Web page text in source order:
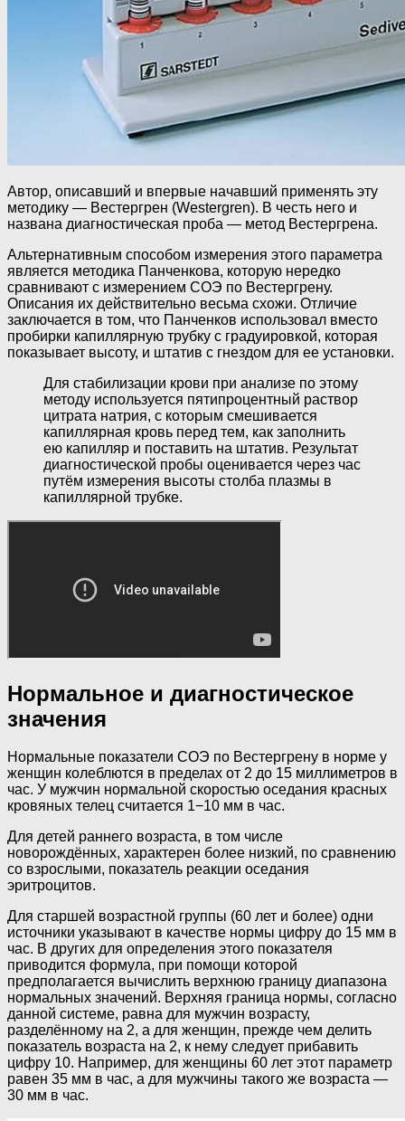
Автор, описавший и впервые начавший применять эту
методику — Вестергрен (Westergren). В честь него и
названа диагностическая проба — метод Вестергрена.
Альтернативным способом измерения этого параметра
является методика Панченкова, которую нередко
сравнивают с измерением СОЭ по Вестергрену.
Описания их действительно весьма схожи. Отличие
заключается в том, что Панченков использовал вместо
пробирки капиллярную трубку с градуировкой, которая
показывает высоту, и штатив с гнездом для ее установки.
Для стабилизации крови при анализе по этому
методу используется пятипроцентный раствор
цитрата натрия, с которым смешивается
капиллярная кровь перед тем, как заполнить
ею капилляр и поставить на штатив. Результат
диагностической пробы оценивается через час
путём измерения высоты столба плазмы в
капиллярной трубке.
Нормальное и диагностическое
значения
Нормальные показатели СОЭ по Вестергрену в норме у
женщин колеблются в пределах от 2 до 15 миллиметров в
час. У мужчин нормальной скоростью оседания красных
кровяных телец считается 1−10 мм в час.
Для детей раннего возраста, в том числе
новорождённых, характерен более низкий, по сравнению
со взрослыми, показатель реакции оседания
эритроцитов.
Для старшей возрастной группы (60 лет и более) одни
источники указывают в качестве нормы цифру до 15 мм в
час. В других для определения этого показателя
приводится формула, при помощи которой
предполагается вычислить верхнюю границу диапазона
нормальных значений. Верхняя граница нормы, согласно
данной системе, равна для мужчин возрасту,
разделённому на 2, а для женщин, прежде чем делить
показатель возраста на 2, к нему следует прибавить
цифру 10. Например, для женщины 60 лет этот параметр
равен 35 мм в час, а для мужчины такого же возраста —
30 мм в час.